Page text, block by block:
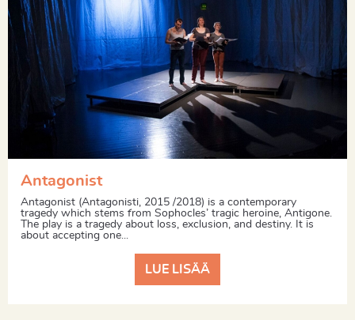
Antagonist
Antagonist (Antagonisti, 2015 /2018) is a contemporary
tragedy which stems from Sophocles’ tragic heroine, Antigone.
The play is a tragedy about loss, exclusion, and destiny. It is
about accepting one...
LUE LISÄÄ